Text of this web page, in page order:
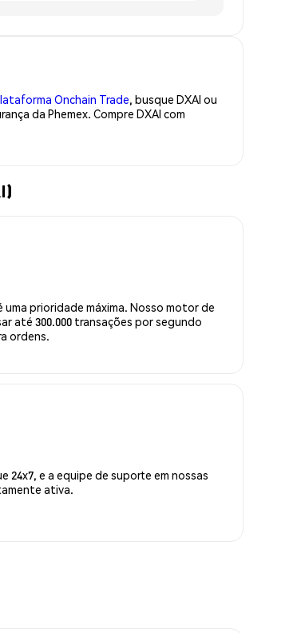
Onchain Trade, busque DXAI ou
da Phemex. Compre DXAI com
prioridade máxima. Nosso motor de
até 300.000 transações por segundo
ordens.
e a equipe de suporte em nossas
ativa.